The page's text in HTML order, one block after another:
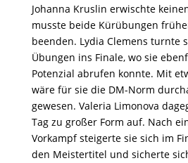
Johanna Kruslin erwischte
musste beide Kürübungen
beenden. Lydia Clemens turnte
Übungen ins Finale, wo sie
Potenzial abrufen konnte. Mit
wäre für sie die DM-Norm
gewesen. Valeria Limonova
Tag zu großer Form auf. Nach
Vorkampf steigerte sie sich im
den Meistertitel und sicherte